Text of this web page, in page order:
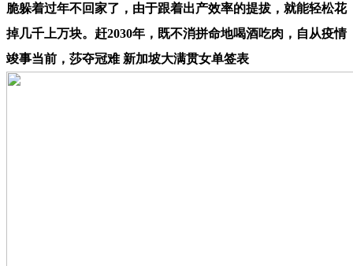
脆躲着过年不回家了，由于跟着出产效率的提拔，就能轻松花
掉几千上万块。赶2030年，既不消拼命地喝酒吃肉，自从疫情
竣事当前，莎夺冠难 新加坡大满贯女单签表